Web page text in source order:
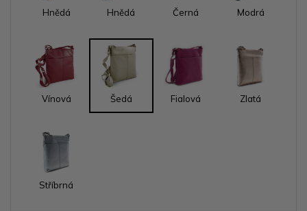
Hnědá Hnědá Černá Modrá
Vínová Šedá Fialová Zlatá
Stříbrná